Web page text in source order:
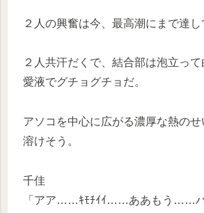
２人の興奮は今、最高潮にまで達し
２人共汗だくで、結合部は泡立っ
愛液でグチョグチョだ。
アソコを中心に広がる濃厚な熱の
溶けそう。
千佳
「アア……ｷﾓﾁｲｲ……ああもう……